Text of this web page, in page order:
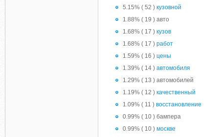
5.15% ( 52 ) кузовной
1.88% ( 19 ) авто
1.68% ( 17 ) кузов
1.68% ( 17 ) работ
1.59% ( 16 ) цены
1.39% ( 14 ) автомобиля
1.29% ( 13 ) автомобилей
1.19% ( 12 ) качественный
1.09% ( 11 ) восстановление
0.99% ( 10 ) бампера
0.99% ( 10 ) москве